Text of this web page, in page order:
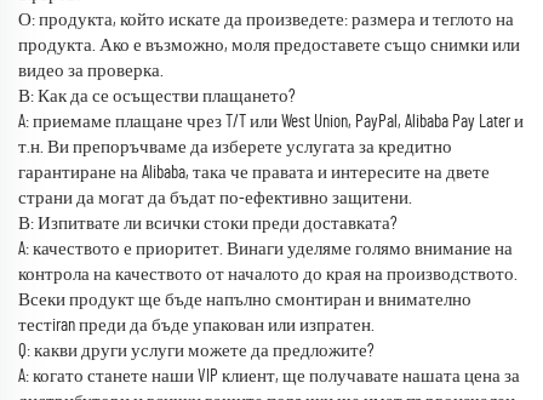
О: продукта, който искате да произведете: размера и теглото на
продукта. Ако е възможно, моля предоставете също снимки или
видео за проверка.
В: Как да се осъществи плащането?
A: приемаме плащане чрез T/T или West Union, PayPal, Alibaba Pay Later и
т.н. Ви препоръчваме да изберете услугата за кредитно
гарантиране на Alibaba, така че правата и интересите на двете
страни да могат да бъдат по-ефективно защитени.
В: Изпитвате ли всички стоки преди доставката?
A: качеството е приоритет. Винаги уделяме голямо внимание на
контрола на качеството от началото до края на производството.
Всеки продукт ще бъде напълно смонтиран и внимателно
тестiran преди да бъде упакован или изпратен.
Q: какви други услуги можете да предложите?
A: когато станете наши VIP клиент, ще получавате нашата цена за